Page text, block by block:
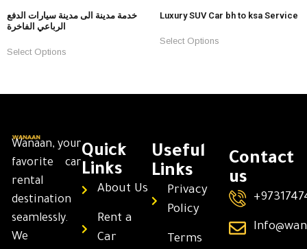
خدمة مدينة الى مدينة سيارات الدفع
الرباعي الفاخرة
Select Options
Luxury SUV Car bh to ksa Service
Select Options
Wanaan, your
favorite car
rental
destination
seamlessly.
We
Quick
Links
About Us
Rent a
Car
Useful
Links
Privacy
Policy
Terms
Contact
us